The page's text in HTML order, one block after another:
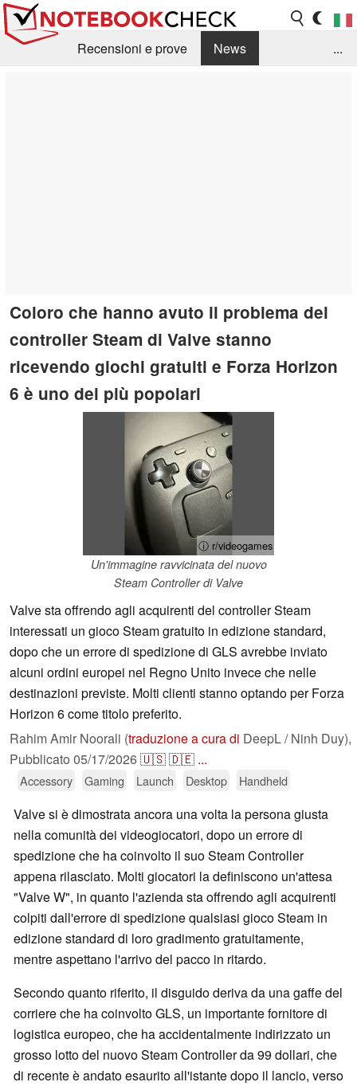
Recensioni e prove
News
...
Coloro che hanno avuto il problema del
controller Steam di Valve stanno
ricevendo giochi gratuiti e Forza Horizon
6 è uno dei più popolari
ⓘ r/videogames
Un'immagine ravvicinata del nuovo
Steam Controller di Valve
Valve sta offrendo agli acquirenti del controller Steam
interessati un gioco Steam gratuito in edizione standard,
dopo che un errore di spedizione di GLS avrebbe inviato
alcuni ordini europei nel Regno Unito invece che nelle
destinazioni previste. Molti clienti stanno optando per Forza
Horizon 6 come titolo preferito.
Rahim Amir Noorali (traduzione a cura di DeepL / Ninh Duy),
Pubblicato 05/17/2026🇺🇸🇩🇪 ...
Accessory Gaming Launch Desktop Handheld
Valve si è dimostrata ancora una volta la persona giusta
nella comunità dei videogiocatori, dopo un errore di
spedizione che ha coinvolto il suo Steam Controller
appena rilasciato. Molti giocatori la definiscono un'attesa
"Valve W", in quanto l'azienda sta offrendo agli acquirenti
colpiti dall'errore di spedizione qualsiasi gioco Steam in
edizione standard di loro gradimento gratuitamente,
mentre aspettano l'arrivo del pacco in ritardo.
Secondo quanto riferito, il disguido deriva da una gaffe del
corriere che ha coinvolto GLS, un importante fornitore di
logistica europeo, che ha accidentalmente indirizzato un
grosso lotto del nuovo Steam Controller da 99 dollari, che
di recente è andato esaurito all'istante dopo il lancio, verso